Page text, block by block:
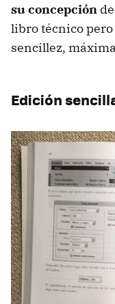
su concepción
libro técnico
sencillez,
Edición